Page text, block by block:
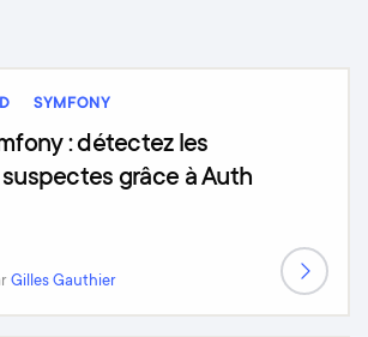
SYMFONY
: détectez les
grâce à Auth
Gilles Gauthier